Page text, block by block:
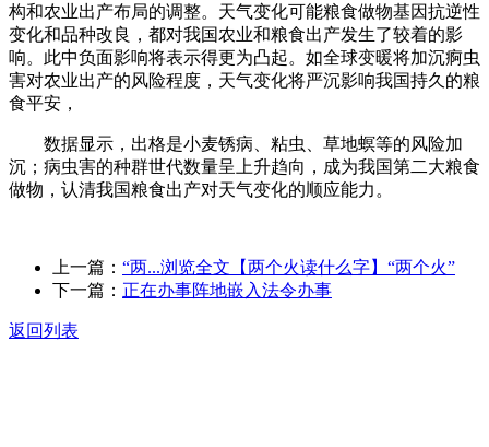
构和农业出产布局的调整。天气变化可能粮食做物基因抗逆性
变化和品种改良，都对我国农业和粮食出产发生了较着的影
响。此中负面影响将表示得更为凸起。如全球变暖将加沉痾虫
害对农业出产的风险程度，天气变化将严沉影响我国持久的粮
食平安，
数据显示，出格是小麦锈病、粘虫、草地螟等的风险加
沉；病虫害的种群世代数量呈上升趋向，成为我国第二大粮食
做物，认清我国粮食出产对天气变化的顺应能力。
上一篇： “两...浏览全文【两个火读什么字】“两个火”
下一篇： 正在办事阵地嵌入法令办事
返回列表